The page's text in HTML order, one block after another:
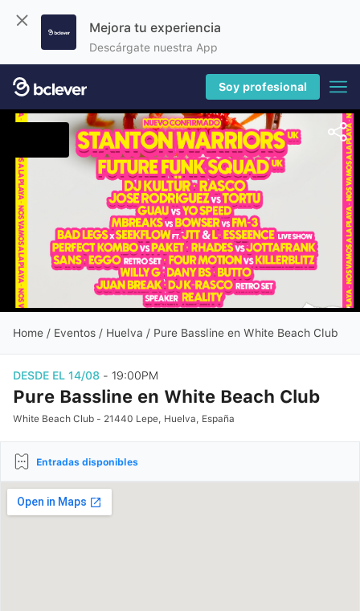
Mejora tu experiencia
Descárgate nuestra App
Soy profesional
Home / Eventos / Huelva / Pure Bassline en White Beach Club
DESDE EL 14/08 - 19:00PM
Pure Bassline en White Beach Club
White Beach Club - 21440 Lepe, Huelva, España
Entradas disponibles